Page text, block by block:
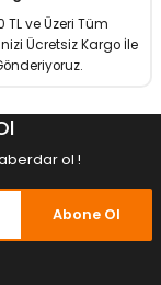
TL ve Üzeri Tüm
Ücretsiz Kargo İle
ol !
Abone Ol